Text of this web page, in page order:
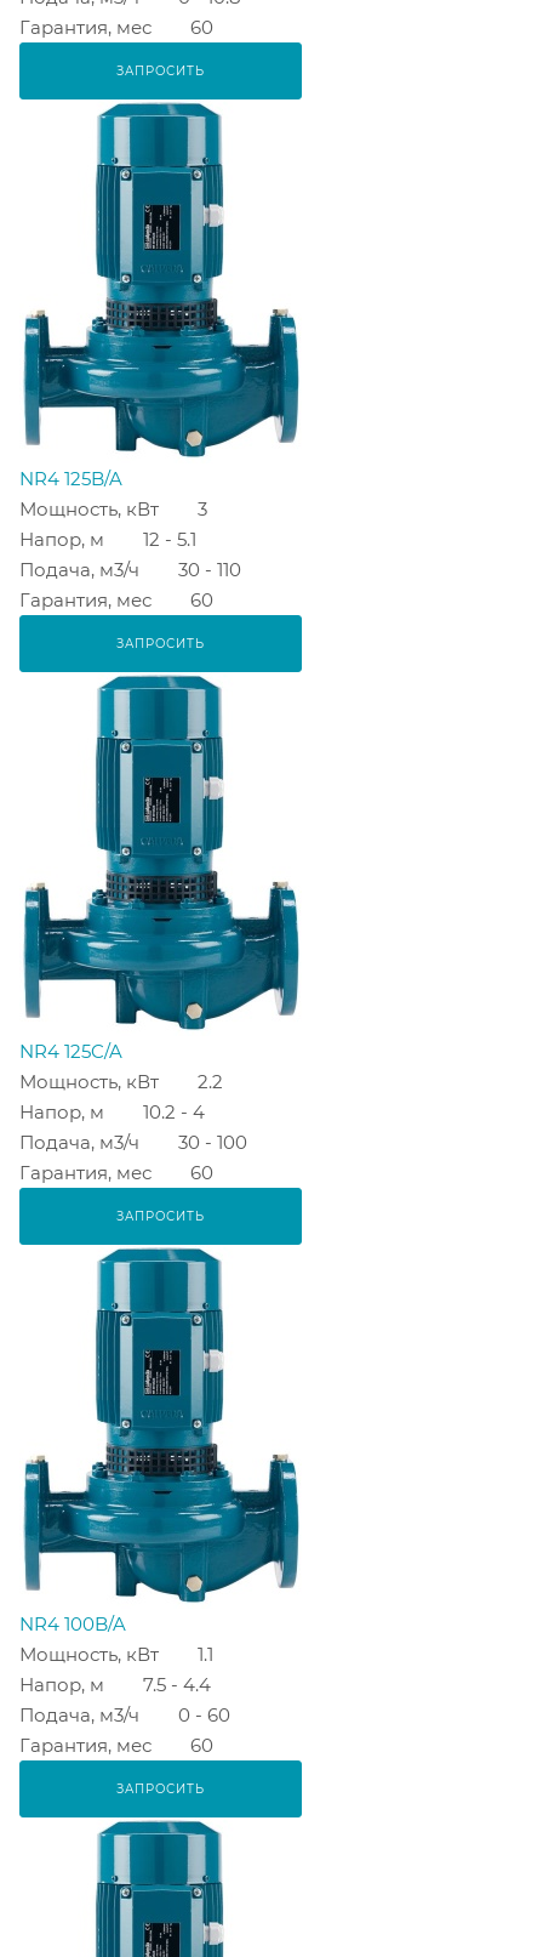
Гарантия, мес
60
ЗАПРОСИТЬ
NR4 125B/A
Мощность, кВт
3
Напор, м
12 - 5.1
Подача, м3/ч
30 - 110
Гарантия, мес
60
ЗАПРОСИТЬ
NR4 125C/A
Мощность, кВт
2.2
Напор, м
10.2 - 4
Подача, м3/ч
30 - 100
Гарантия, мес
60
ЗАПРОСИТЬ
NR4 100B/A
Мощность, кВт
1.1
Напор, м
7.5 - 4.4
Подача, м3/ч
0 - 60
Гарантия, мес
60
ЗАПРОСИТЬ